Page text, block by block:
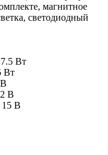
магнитное
светодиодный
Вт
Вт
В
15 В